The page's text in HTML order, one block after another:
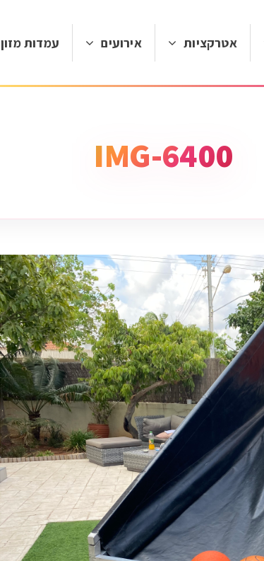
אטרקציות אירועים עמדות מזון
IMG-6400